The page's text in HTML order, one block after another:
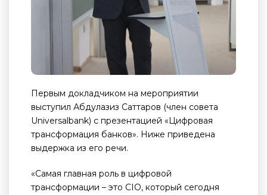
Первым докладчиком на мероприятии
выступил Абдулазиз Саттаров (член совета
Universalbank) с презентацией «Цифровая
трансформация банков». Ниже приведена
выдержка из его речи.
«Самая главная роль в цифровой
трансформации – это CIO, который сегодня